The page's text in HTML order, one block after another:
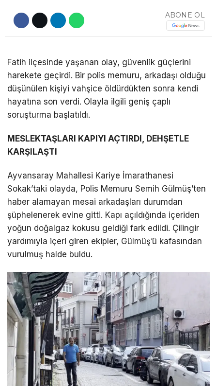
WhatsApp İhbar
Hattı
Facebook
Youtube
TikTok
Telegram
POLITIKA
EĞITIM
DIĞER
ABONE OL
Fatih ilçesinde yaşanan olay, güvenlik güçlerini
harekete geçirdi. Bir polis memuru, arkadaşı olduğu
düşünülen kişiyi vahşice öldürdükten sonra kendi
hayatına son verdi. Olayla ilgili geniş çaplı
soruşturma başlatıldı.
MESLEKTAŞLARI KAPIYI AÇTIRDI, DEHŞETLE
KARŞILAŞTI
Ayvansaray Mahallesi Kariye İmarathanesi
Sokak’taki olayda, Polis Memuru Semih Gülmüş’ten
haber alamayan mesai arkadaşları durumdan
şüphelenerek evine gitti. Kapı açıldığında içeriden
yoğun doğalgaz kokusu geldiği fark edildi. Çilingir
yardımıyla içeri giren ekipler, Gülmüş’ü kafasından
vurulmuş halde buldu.